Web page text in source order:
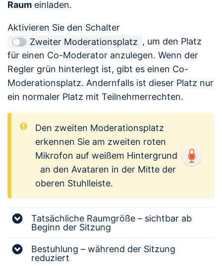
Raum einladen.
Aktivieren Sie den Schalter
Zweiter Moderationsplatz , um den Platz
für einen Co-Moderator anzulegen. Wenn der
Regler grün hinterlegt ist, gibt es einen Co-
Moderationsplatz. Andernfalls ist dieser Platz nur
ein normaler Platz mit Teilnehmerrechten.
Den zweiten Moderationsplatz
erkennen Sie am zweiten roten
Mikrofon auf weißem Hintergrund
an den Avataren in der Mitte der
oberen Stuhlleiste.
Tatsächliche Raumgröße – sichtbar ab
Beginn der Sitzung
Bestuhlung – während der Sitzung
reduziert